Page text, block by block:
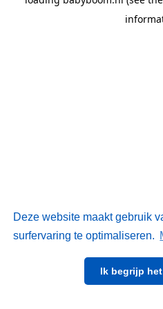
Deze website maakt gebruik
surfervaring te optimaliseren.
Ik begrijp